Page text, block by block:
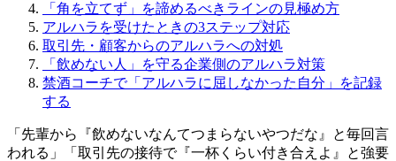
「角を立てず」を諦めるべきラインの見極め方
アルハラを受けたときの3ステップ対応
取引先・顧客からのアルハラへの対処
「飲めない人」を守る企業側のアルハラ対策
禁酒コーチで「アルハラに屈しなかった自分」を記録
する
「先輩から『飲めないなんてつまらないやつだな』と毎回言
われる」「取引先の接待で『一杯くらい付き合えよ』と強要